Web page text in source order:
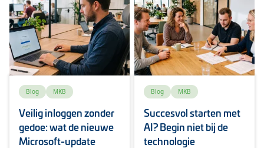
Blog MKB
Veilig inloggen zonder
gedoe: wat de nieuwe
Microsoft-update
Blog MKB
Succesvol starten met
AI? Begin niet bij de
technologie